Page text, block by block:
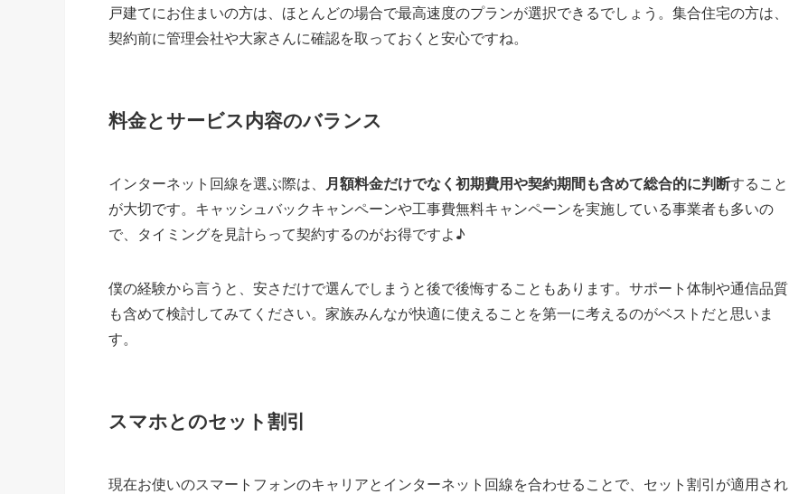
戸建てにお住まいの方は、ほとんどの場合で最高速度のプランが選択できるでしょう。集合住宅の方は、
契約前に管理会社や大家さんに確認を取っておくと安心ですね。
料金とサービス内容のバランス
インターネット回線を選ぶ際は、 月額料金だけでなく初期費用や契約期間も含めて総合的に判断すること
が大切です。キャッシュバックキャンペーンや工事費無料キャンペーンを実施している事業者も多いの
で、タイミングを見計らって契約するのがお得ですよ♪
僕の経験から言うと、安さだけで選んでしまうと後で後悔することもあります。サポート体制や通信品質
も含めて検討してみてください。家族みんなが快適に使えることを第一に考えるのがベストだと思いま
す。
スマホとのセット割引
現在お使いのスマートフォンのキャリアとインターネット回線を合わせることで、セット割引が適用され